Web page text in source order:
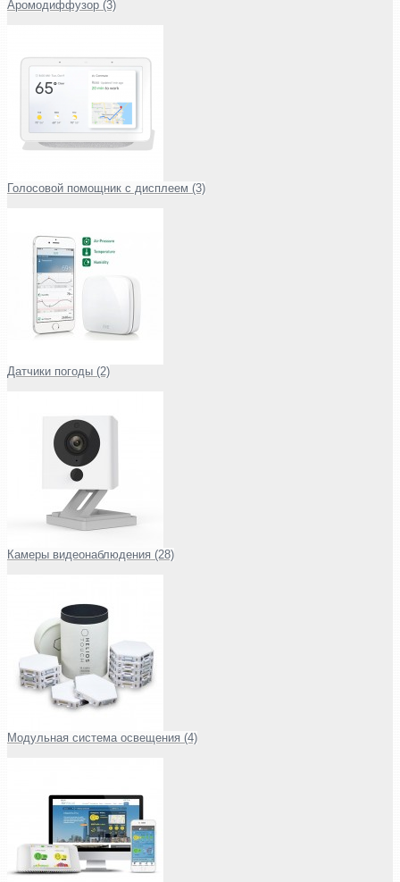
Аромодиффузор (3)
Голосовой помощник с дисплеем (3)
Датчики погоды (2)
Камеры видеонаблюдения (28)
Модульная система освещения (4)